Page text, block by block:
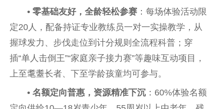
• 零基础友好，全龄轻松参赛 ：每场体验活动限
定20人，配备持证专业教练员一对一实操教学，从
握球发力、步伐走位到计分规则全流程科普；穿
插“单人击倒王”“家庭亲子接力赛”等趣味互动项目，
上至耄耋长者、下至学龄孩童均可参与。
• 名额定向普惠，资源精准下沉 ：60%体验名额